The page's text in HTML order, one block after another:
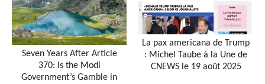
Seven Years After Article
370: Is the Modi
Government’s Gamble in
La pax americana de Trump
: Michel Taube à la Une de
CNEWS le 19 août 2025